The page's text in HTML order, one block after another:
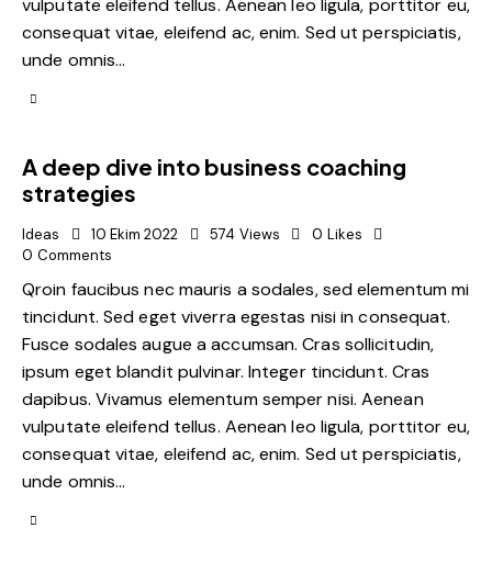
vulputate eleifend tellus. Aenean leo ligula, porttitor eu,
consequat vitae, eleifend ac, enim. Sed ut perspiciatis,
unde omnis…
A deep dive into business coaching
strategies
Ideas 10 Ekim 2022 574 Views 0 Likes
0 Comments
Qroin faucibus nec mauris a sodales, sed elementum mi
tincidunt. Sed eget viverra egestas nisi in consequat.
Fusce sodales augue a accumsan. Cras sollicitudin,
ipsum eget blandit pulvinar. Integer tincidunt. Cras
dapibus. Vivamus elementum semper nisi. Aenean
vulputate eleifend tellus. Aenean leo ligula, porttitor eu,
consequat vitae, eleifend ac, enim. Sed ut perspiciatis,
unde omnis…